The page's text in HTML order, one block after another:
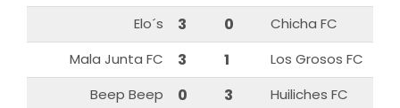
Elo´s
3 0
Chicha FC
Mala Junta FC
3 1
Los Grosos FC
Beep Beep
0 3
Huiliches FC